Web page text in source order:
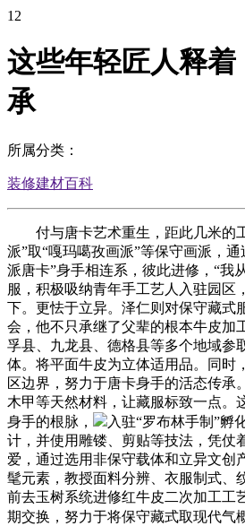
12
这些年轻匠人释
承
所属分类：
装修建材百科
付与唐卡艺术重生，距此几米的
派”取“嘎玛噶孜画派”等保守画派，
派唐卡”身手相连系，彼此进修，“我
服，积极吸纳青年手工艺人入驻园区
下。更怯于立异。泽仁则对保守藏式
会，他不只承继了父辈的根本牛皮加
孚县、九龙县、德格县等多个地域参
体。将平面牛皮为立体适用品。同时
区边界，努力于唐卡身手的活态传承
木甲等天然材料，让藏服标致一点。
身手的根脉，
入驻“罗布林手制”孵
计，并使用雕镂、剪贴等技法，凭仗
爱，通过选用非保守载体和立异文创
髦元素，教授面料分辨、衣服制式、
前去玉树系统进修红牛皮二次加工工
期交换，努力于将保守藏式取现代气